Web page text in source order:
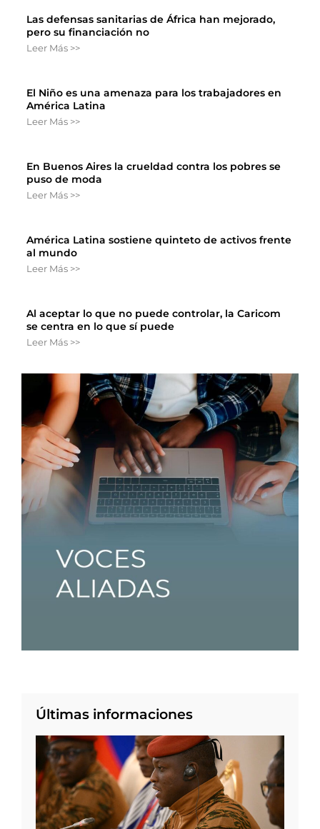
Las defensas sanitarias de África han mejorado,
pero su financiación no
Leer Más >>
El Niño es una amenaza para los trabajadores en
América Latina
Leer Más >>
En Buenos Aires la crueldad contra los pobres se
puso de moda
Leer Más >>
América Latina sostiene quinteto de activos frente
al mundo
Leer Más >>
Al aceptar lo que no puede controlar, la Caricom
se centra en lo que sí puede
Leer Más >>
Últimas informaciones